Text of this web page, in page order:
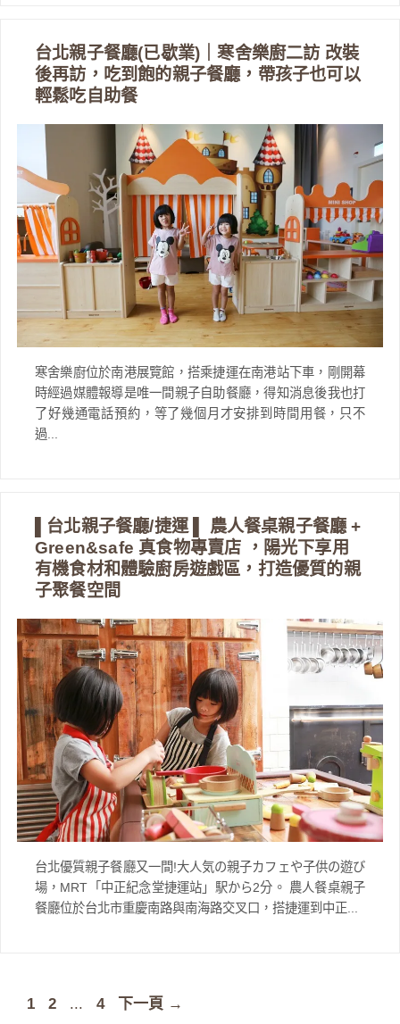
台北親子餐廳(已歇業)｜寒舍樂廚二訪 改裝
後再訪，吃到飽的親子餐廳，帶孩子也可以
輕鬆吃自助餐
寒舍樂廚位於南港展覽館，搭乘捷運在南港站下車，剛開幕
時經過媒體報導是唯一間親子自助餐廳，得知消息後我也打
了好幾通電話預約，等了幾個月才安排到時間用餐，只不
過...
▌台北親子餐廳/捷運 ▌ 農人餐桌親子餐廳 +
Green&safe 真食物專賣店 ，陽光下享用
有機食材和體驗廚房遊戲區，打造優質的親
子聚餐空間
台北優質親子餐廳又一間!大人気の親子カフェや子供の遊び
場，MRT「中正紀念堂捷運站」駅から2分。 農人餐桌親子
餐廳位於台北市重慶南路與南海路交叉口，搭捷運到中正...
頁
1
頁
2 ...
頁
4 下一頁 →